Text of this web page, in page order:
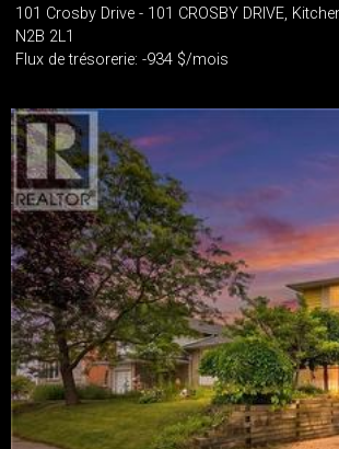
101 Crosby Drive - 101 CROSBY DRIVE,
N2B 2L1
Flux de trésorerie: -934 $/mois